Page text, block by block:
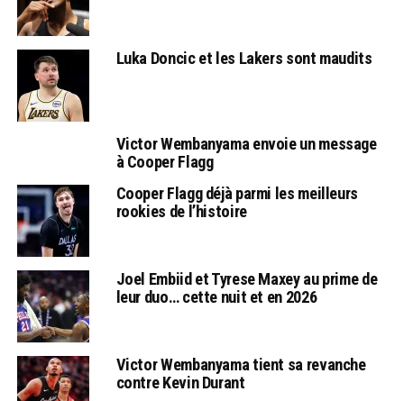
Luka Doncic et les Lakers sont maudits
Victor Wembanyama envoie un message
à Cooper Flagg
Cooper Flagg déjà parmi les meilleurs
rookies de l’histoire
Joel Embiid et Tyrese Maxey au prime de
leur duo… cette nuit et en 2026
Victor Wembanyama tient sa revanche
contre Kevin Durant